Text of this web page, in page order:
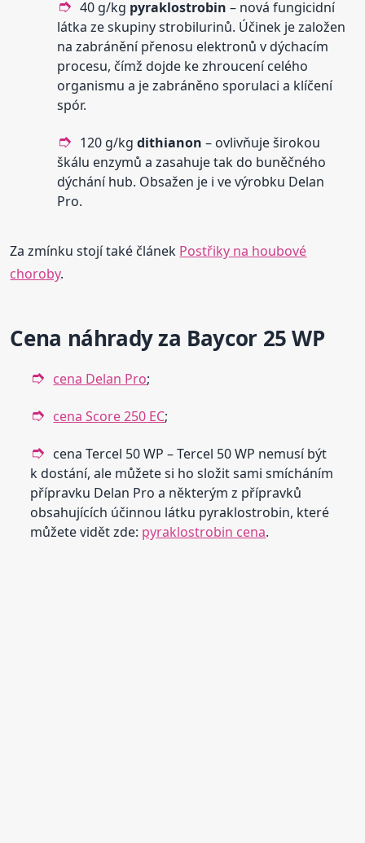
40 g/kg pyraklostrobin – nová fungicidní
látka ze skupiny strobilurinů. Účinek je založen
na zabránění přenosu elektronů v dýchacím
procesu, čímž dojde ke zhroucení celého
organismu a je zabráněno sporulaci a klíčení
spór.
120 g/kgdithianon – ovlivňuje širokou
škálu enzymů a zasahuje tak do buněčného
dýchání hub. Obsažen je i ve výrobku Delan
Pro.
Za zmínku stojí také článek Postřiky na houbové
choroby.
Cena náhrady za Baycor 25 WP
cena Delan Pro;
cena Score 250 EC;
cena Tercel 50 WP – Tercel 50 WP nemusí být
k dostání, ale můžete si ho složit sami smícháním
přípravku Delan Pro a některým z přípravků
obsahujících účinnou látku pyraklostrobin, které
můžete vidět zde: pyraklostrobin cena.